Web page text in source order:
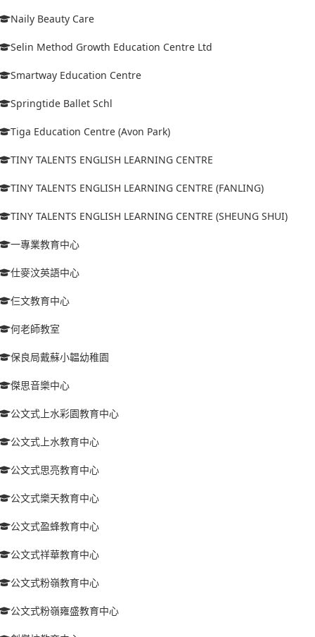
Naily Beauty Care
Selin Method Growth Education Centre Ltd
Smartway Education Centre
Springtide Ballet Schl
Tiga Education Centre (Avon Park)
TINY TALENTS ENGLISH LEARNING CENTRE
TINY TALENTS ENGLISH LEARNING CENTRE (FANLING)
TINY TALENTS ENGLISH LEARNING CENTRE (SHEUNG SHUI)
一專業教育中心
仕麥汶英語中心
仨文教育中心
何老師教室
保良局戴蘇小韞幼稚園
傑思音樂中心
公文式上水彩園教育中心
公文式上水教育中心
公文式思亮教育中心
公文式樂天教育中心
公文式盈蜂教育中心
公文式祥華教育中心
公文式粉嶺教育中心
公文式粉嶺雍盛教育中心